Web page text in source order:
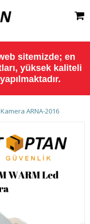
sitemizde; en
yüksek kaliteli
ARNA-2016